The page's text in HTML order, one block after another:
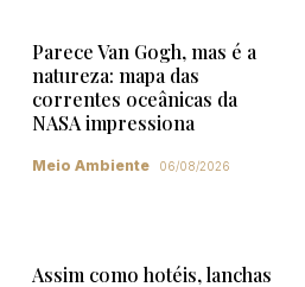
Parece Van Gogh, mas é a
natureza: mapa das
correntes oceânicas da
NASA impressiona
Meio Ambiente 06/08/2026
Assim como hotéis, lanchas